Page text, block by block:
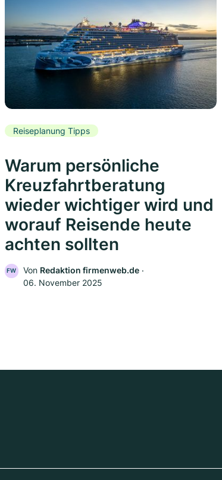
Reiseplanung Tipps
Warum persönliche
Kreuzfahrtberatung
wieder wichtiger wird und
worauf Reisende heute
achten sollten
FW Von Redaktion firmenweb.de‧
06. November 2025